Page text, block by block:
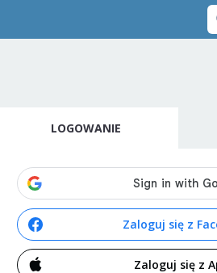
LOGOWANIE
Zaloguj się z
Zaloguj się z